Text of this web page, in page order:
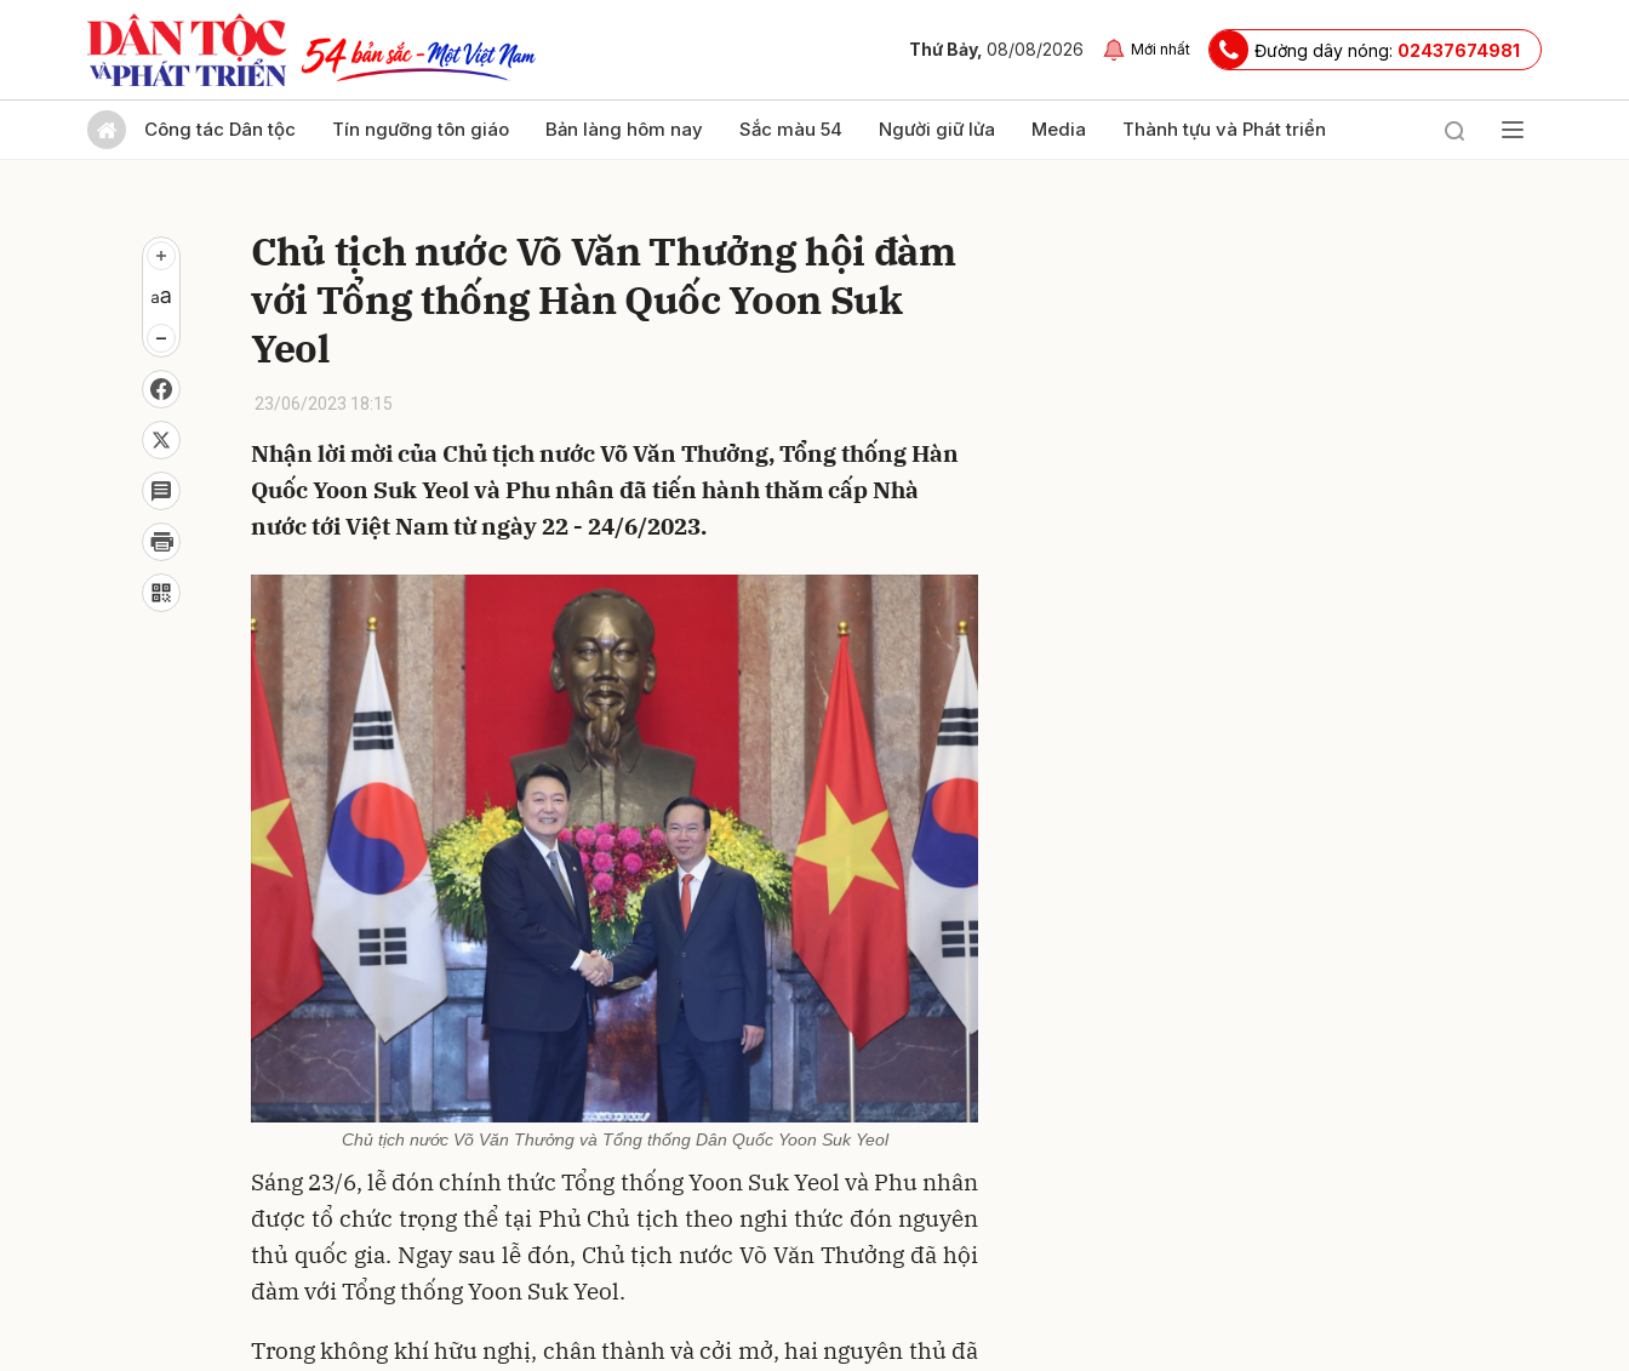
Thứ Bảy, 08/08/2026 Mới nhất Đường dây nóng: 02437674981
Công tác Dân tộc Tín ngưỡng tôn giáo Bản làng hôm nay Sắc màu 54 Người giữ lửa Media Thành tựu và Phát triển
Chủ tịch nước Võ Văn Thưởng hội đàm
với Tổng thống Hàn Quốc Yoon Suk
Yeol
23/06/2023 18:15
Nhận lời mời của Chủ tịch nước Võ Văn Thưởng, Tổng thống Hàn
Quốc Yoon Suk Yeol và Phu nhân đã tiến hành thăm cấp Nhà
nước tới Việt Nam từ ngày 22 - 24/6/2023.
Chủ tịch nước Võ Văn Thưởng và Tổng thống Dân Quốc Yoon Suk Yeol
Sáng 23/6, lễ đón chính thức Tổng thống Yoon Suk Yeol và Phu nhân
được tổ chức trọng thể tại Phủ Chủ tịch theo nghi thức đón nguyên
thủ quốc gia. Ngay sau lễ đón, Chủ tịch nước Võ Văn Thưởng đã hội
đàm với Tổng thống Yoon Suk Yeol.
Trong không khí hữu nghị, chân thành và cởi mở, hai nguyên thủ đã
Gửi bình luận